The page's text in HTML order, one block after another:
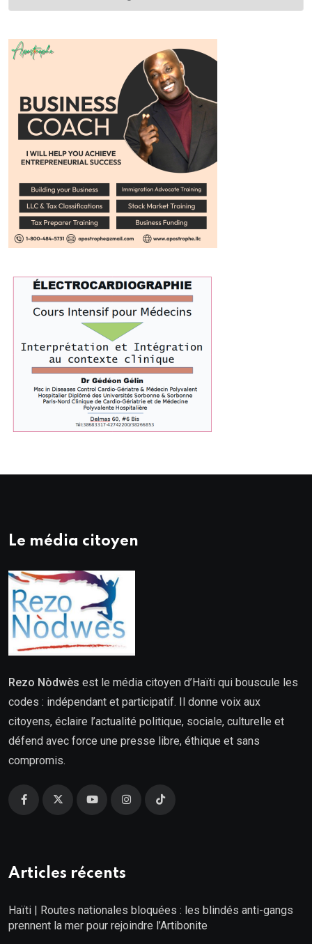
Le média citoyen
Rezo Nòdwès est le média citoyen d’Haïti qui bouscule les
codes : indépendant et participatif. Il donne voix aux
citoyens, éclaire l’actualité politique, sociale, culturelle et
défend avec force une presse libre, éthique et sans
compromis.
Articles récents
Haïti | Routes nationales bloquées : les blindés anti-gangs
prennent la mer pour rejoindre l’Artibonite